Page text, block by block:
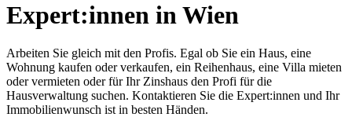
Expert:innen in Wien
Arbeiten Sie gleich mit den Profis. Egal ob Sie ein Haus, eine
Wohnung kaufen oder verkaufen, ein Reihenhaus, eine Villa mieten
oder vermieten oder für Ihr Zinshaus den Profi für die
Hausverwaltung suchen. Kontaktieren Sie die Expert:innen und Ihr
Immobilienwunsch ist in besten Händen.